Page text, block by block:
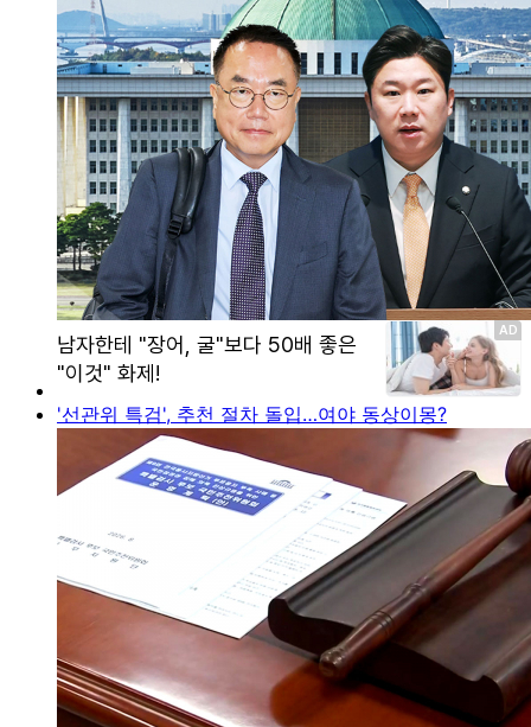
'선관위 특검', 추천 절차 돌입…여야 동상이몽?